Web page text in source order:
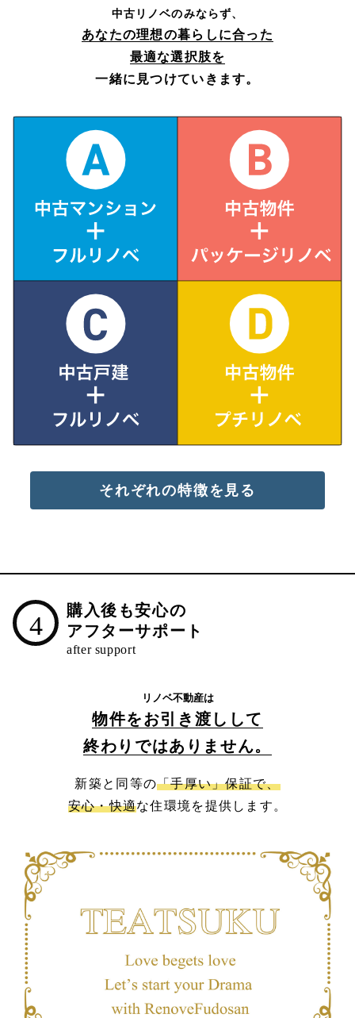
中古リノベのみならず、
あなたの理想の暮らしに合った
最適な選択肢を
一緒に見つけていきます。
それぞれの特徴を見る
4
購入後も安心の
アフターサポート
リノベ不動産は
物件をお引き渡しして
終わりではありません。
新築と同等の「手厚い」保証で、
安心・快適な住環境を提供します。